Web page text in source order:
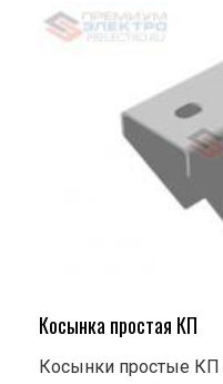
Косынка простая КП
Косынки простые КП